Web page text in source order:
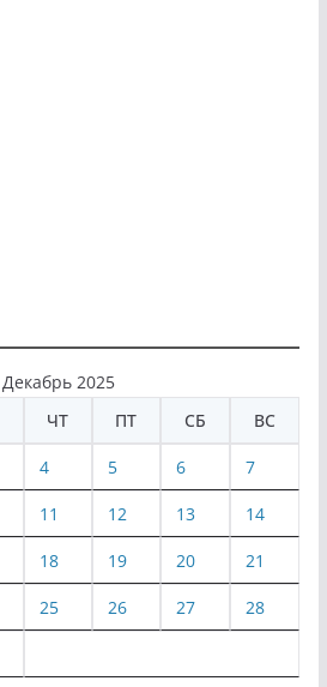
Декабрь 2025
ЧТ ПТ СБ ВС
4 5 6 7
11 12 13 14
18 19 20 21
25 26 27 28